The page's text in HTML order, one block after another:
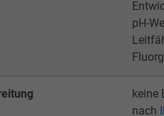
Zweck
pH-
keine
nach